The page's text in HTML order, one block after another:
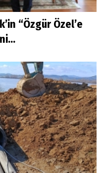
“Özgür Özel’e